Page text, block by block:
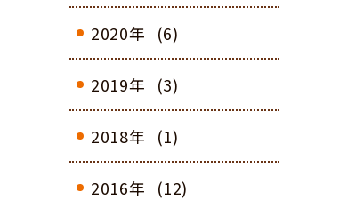
2020年 (6)
2019年 (3)
2018年 (1)
2016年 (12)